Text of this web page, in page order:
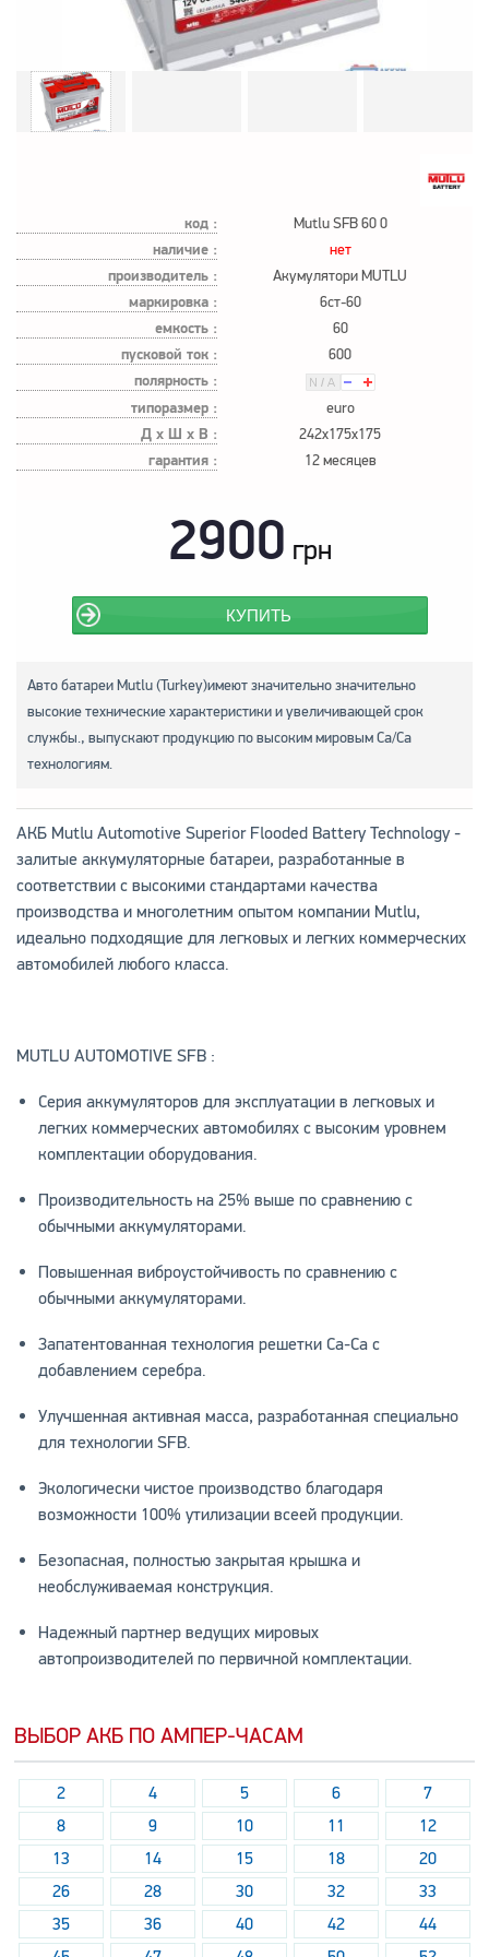
код : Mutlu SFB 60 0
наличие : нет
производитель : Акумулятори MUTLU
маркировка : 6ст-60
емкость : 60
пусковой ток : 600
полярность :
типоразмер :
euro
Д х Ш х В : 242x175x175
гарантия : 12 месяцев
2900 грн
КУПИТЬ
Авто батареи Mutlu (Turkey)имеют значительно значительно
высокие технические характеристики и увеличивающей срок
службы., выпускают продукцию по высоким мировым Са/Са
технологиям.
АКБ Mutlu Automotive Superior Flooded Battery Technology -
залитые аккумуляторные батареи, разработанные в
соответствии с высокими стандартами качества
производства и многолетним опытом компании Mutlu,
идеально подходящие для легковых и легких коммерческих
автомобилей любого класса.
MUTLU AUTOMOTIVE SFB :
Серия аккумуляторов для эксплуатации в легковых и
легких коммерческих автомобилях с высоким уровнем
комплектации оборудования.
Производительность на 25% выше по сравнению с
обычными аккумуляторами.
Повышенная виброустойчивость по сравнению с
обычными аккумуляторами.
Запатентованная технология решетки Ca-Ca с
добавлением серебра.
Улучшенная активная масса, разработанная специально
для технологии SFB.
Экологически чистое производство благодаря
возможности 100% утилизации всеей продукции.
Безопасная, полностью закрытая крышка и
необслуживаемая конструкция.
Надежный партнер ведущих мировых
автопроизводителей по первичной комплектации.
ВЫБОР АКБ ПО АМПЕР-ЧАСАМ
2 4 5 6
7
8
9 10 11
12
13
14 15 18
20
26
28 30 32
33
35
36 40 42
44